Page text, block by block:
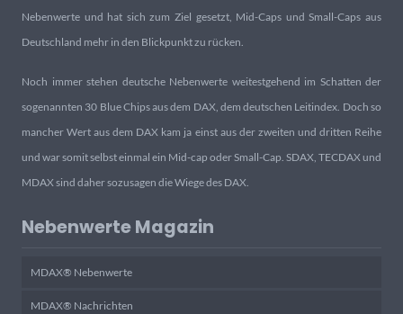
Nebenwerte und hat sich zum Ziel gesetzt, Mid-Caps und Small-Caps aus
Deutschland mehr in den Blickpunkt zu rücken.
Noch immer stehen deutsche Nebenwerte weitestgehend im Schatten der
sogenannten 30 Blue Chips aus dem DAX, dem deutschen Leitindex. Doch so
mancher Wert aus dem DAX kam ja einst aus der zweiten und dritten Reihe
und war somit selbst einmal ein Mid-cap oder Small-Cap. SDAX, TECDAX und
MDAX sind daher sozusagen die Wiege des DAX.
Nebenwerte Magazin
MDAX® Nebenwerte
MDAX® Nachrichten